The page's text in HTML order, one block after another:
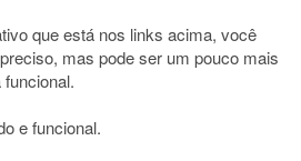
que está nos links acima, você
mas pode ser um pouco mais
e funcional.